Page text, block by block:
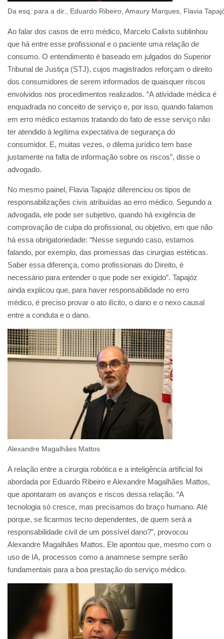
Da esq. para a dir., Eduardo Ribeiro, Amaury Marques, Flavia
Ao falar dos casos de erro médico, Marcelo Calixto sublinhou
que há entre esse profissional e o paciente uma relação de
consumo. O entendimento é baseado em julgados do Superior
Tribunal de Justiça (STJ), cujos magistrados reforçam o direito
dos consumidores de serem informados de quaisquer riscos
envolvidos nos procedimentos realizados. “A atividade médica é
enquadrada no conceito de serviço e, por isso, quando falamos
em erro médico estamos tratando do fato de esse serviço não
ter atendido à legítima expectativa de segurança do
consumidor. E, muitas vezes, o dilema jurídico tem base
justamente na falta de informação sobre os riscos”, disse o
advogado.
No mesmo painel, Flavia Tapajóz diferenciou os tipos de
responsabilizações civis atribuídas ao erro médico. Segundo a
advogada, ele pode ser subjetivo, quando há exigência de
comprovação de culpa do profissional, ou objetivo, em que não
há essa obrigatoriedade: “Nesse segundo caso, estamos
falando, por exemplo, das promessas das cirurgias estéticas.
Saber essa diferença, como profissionais do Direito, é
necessário para entender o que pode ser exigido”. Tapajóz
ainda explicou que, para haver responsabilidade no erro
médico, é preciso provar o ato ilícito, o dano e o nexo causal
entre a conduta e o dano.
Alexandre Magalhães Mattos
A relação entre a cirurgia robótica e a inteligência artificial foi
abordada por Eduardo Ribeiro e Alexandre Magalhães Mattos,
que apontaram os avanços e riscos dessa relação. “A
tecnologia só cresce, mas precisamos do braço humano. Até
porque, se ficarmos tecno dependentes, de quem será a
responsabilidade civil de um possível dano?”, provocou
Alexandre Magalhães Mattos. Ele apontou que, mesmo com o
uso de IA, processos como a anamnese sempre serão
fundamentais para a boa prestação do serviço médico.